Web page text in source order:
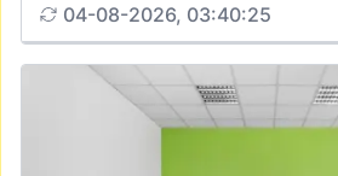
04-08-2026, 03:40:25